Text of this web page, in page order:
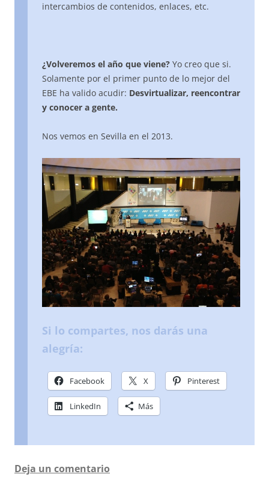
intercambios de contenidos, enlaces, etc.
¿Volveremos el año que viene? Yo creo que si.
Solamente por el primer punto de lo mejor del
EBE ha valido acudir: Desvirtualizar, reencontrar
y conocer a gente.
Nos vemos en Sevilla en el 2013.
Si lo compartes, nos darás una
alegría:
Facebook X Pinterest
LinkedIn Más
Deja un comentario